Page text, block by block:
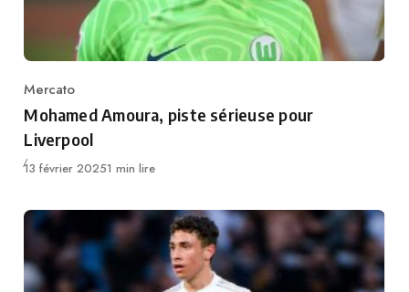
Category
Mercato
Mohamed Amoura, piste sérieuse pour
Liverpool
Publié
13 février 20251 min lire